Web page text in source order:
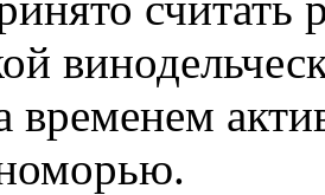
временем